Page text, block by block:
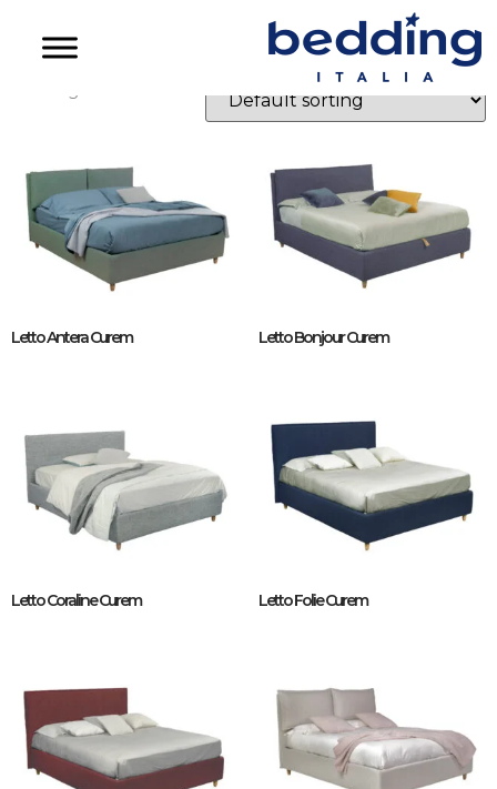
Letti Curem
Letto Antera Curem Letto Bonjour Curem
Letto Coraline Curem Letto Folie Curem